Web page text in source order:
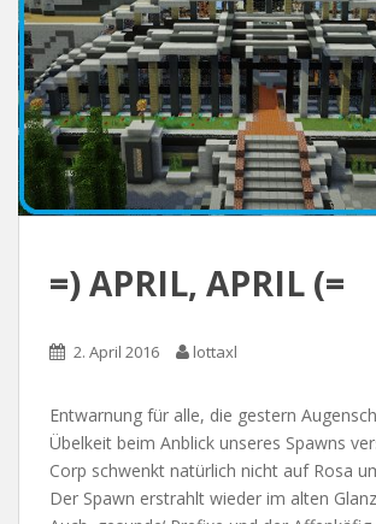
=) APRIL, APRIL (=
2. April 2016 lottaxl
Entwarnung für alle, die gestern
Übelkeit beim Anblick unseres Spawns
Corp schwenkt natürlich nicht auf Rosa
Der Spawn erstrahlt wieder im alten